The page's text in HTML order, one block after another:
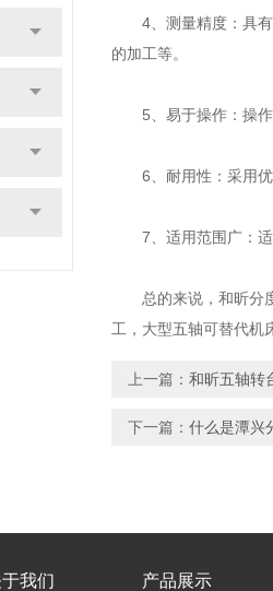
4、测量精度：具有
的加工等。
5、易于操作：操作
6、耐用性：采用优
7、适用范围广：适
总的来说，和昕分度
工，大型五轴可替代机
上一篇： 和昕五轴转
下一篇： 什么是潭兴
我们 产品展示